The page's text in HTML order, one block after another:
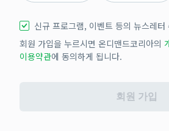
신규 프로그램, 이벤트 등의 뉴스레터
회원 가입을 누르시면 온디맨드코리아의
이용약관에 동의하게 됩니다.
회원 가입